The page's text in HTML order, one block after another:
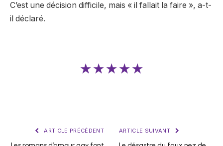
C’est une décision difficile, mais « il fallait la faire », a-t-
il déclaré.
★★★★★
ARTICLE PRÉCÉDENT ARTICLE SUIVANT